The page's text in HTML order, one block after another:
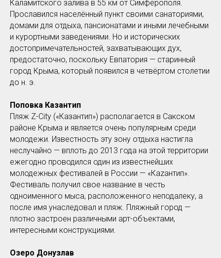
Каламитского залива в 55 км от Симферополя.
Прославился населённый пункт своими санаториями,
домами для отдыха, пансионатами и иными лечебными
и курортными заведениями. Но и исторических
достопримечательностей, захватывающих дух,
предостаточно, поскольку Евпатория — старинный
город Крыма, который появился в четвёртом столетии
до н. э.
Поповка Казантип
Пляж Z-City («Казантип») располагается в Сакском
районе Крыма и является очень популярным среди
молодежи. Известность эту зону отдыха настигла
неслучайно — вплоть до 2013 года на этой территории
ежегодно проводился один из известнейших
молодежных фестивалей в России — «Каzантип».
Фестиваль получил свое название в честь
одноименного мыса, расположенного неподалеку, а
после имя унаследовал и пляж. Пляжный город —
плотно застроен различными арт-объектами,
интересными конструкциями.
Озеро Донузлав